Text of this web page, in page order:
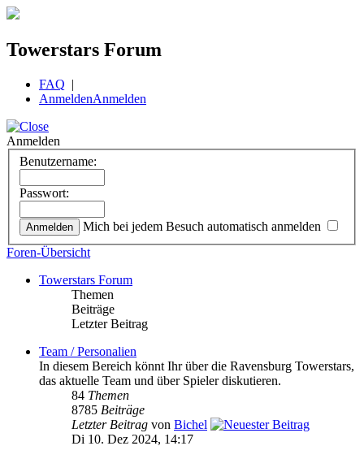
Towerstars Forum
FAQ |
AnmeldenAnmelden
Anmelden
Benutzername:
Passwort:
Mich bei jedem Besuch automatisch anmelden
Foren-Übersicht
Towerstars Forum
Themen
Beiträge
Letzter Beitrag
Team / Personalien
In diesem Bereich könnt Ihr über die Ravensburg Towerstars,
das aktuelle Team und über Spieler diskutieren.
84 Themen
8785 Beiträge
Letzter Beitrag von Bichel
Di 10. Dez 2024, 14:17